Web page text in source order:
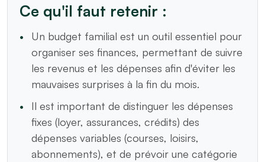
Ce qu'il faut retenir :
Un budget familial est un outil essentiel pour
organiser ses finances, permettant de suivre
les revenus et les dépenses afin d'éviter les
mauvaises surprises à la fin du mois.
Il est important de distinguer les dépenses
fixes (loyer, assurances, crédits) des
dépenses variables (courses, loisirs,
abonnements), et de prévoir une catégorie